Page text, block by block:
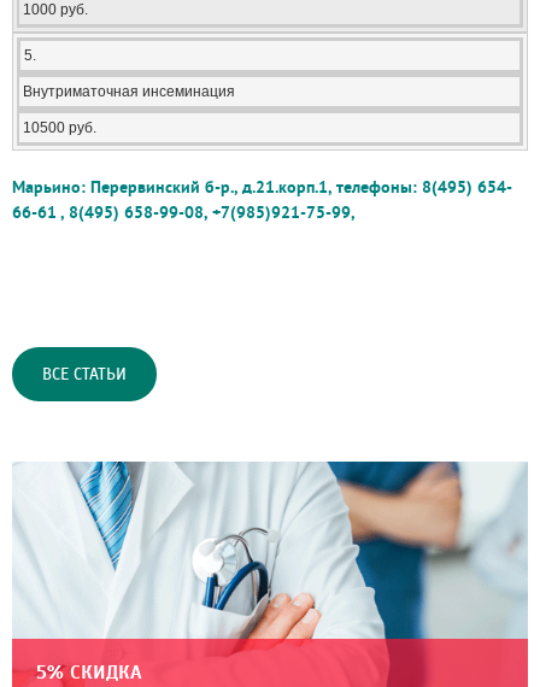
1000 руб.
5.
Внутриматочная инсеминация
10500 руб.
Марьино: Перервинский б-р., д.21.корп.1, телефоны: 8(495) 654-
66-61 , 8(495) 658-99-08, +7(985)921-75-99,
ВСЕ СТАТЬИ
5% СКИДКА